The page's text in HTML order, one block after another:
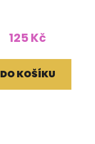
125 Kč
DO KOŠÍKU